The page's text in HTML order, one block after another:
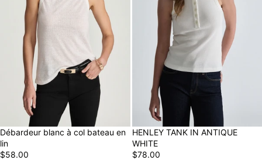
Débardeur blanc à col bateau en
lin
$58.00
NEW
HENLEY TANK IN ANTIQUE
WHITE
$78.00